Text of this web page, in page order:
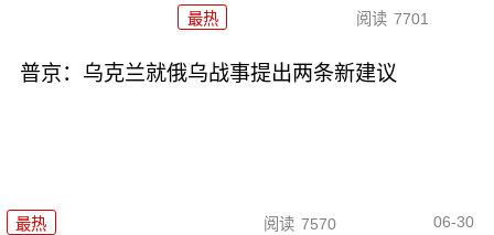
最热 阅读 7701
普京：乌克兰就俄乌战事提出两条新建议
最热 阅读 7570 06-30